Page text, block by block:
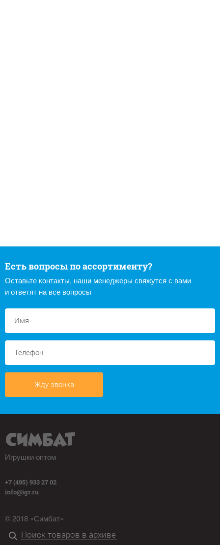
Есть вопросы по ассортименту?
Оставьте контакты, наши менеджеры свяжутся с вами
и ответят на все вопросы
Жду звонка
Игрушки оптом
+7 (495) 933 27 02
info@igr.ru
© 2018 «Симбат»